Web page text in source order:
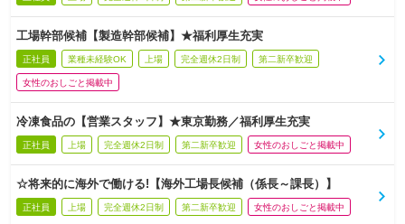
工場幹部候補【製造幹部候補】★福利厚生充実
正社員 業種未経験OK 上場 完全週休2日制 第二新卒歓迎
女性のおしごと掲載中
冷凍食品の【営業スタッフ】★東京勤務／福利厚生充実
正社員 上場 完全週休2日制 第二新卒歓迎 女性のおしごと掲載中
☆将来的に海外で働ける!【海外工場長候補（係長～課長）】
正社員 上場 完全週休2日制 第二新卒歓迎 女性のおしごと掲載中